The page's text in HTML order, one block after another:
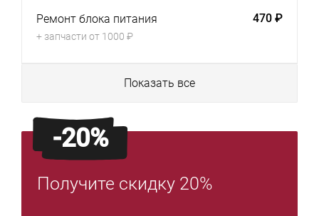
Ремонт блока питания
+ запчасти от 1000 ₽
470 ₽
Показать все
-20%
Получите скидку 20%